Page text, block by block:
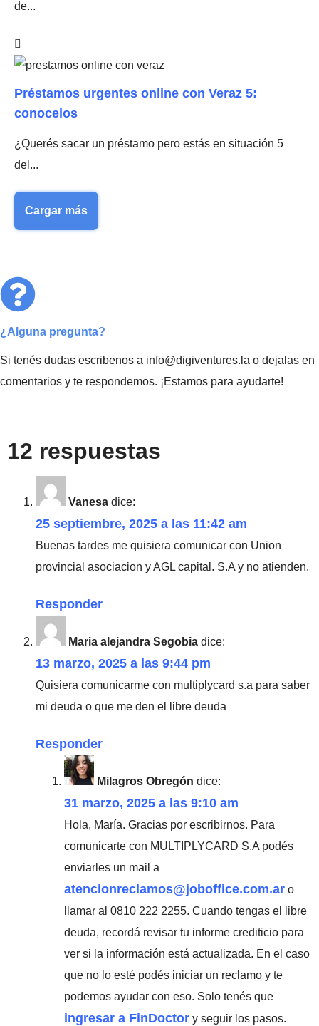
de...
Préstamos urgentes online con Veraz 5:
conocelos
¿Querés sacar un préstamo pero estás en situación 5
del...
Cargar más
¿Alguna pregunta?
Si tenés dudas escribenos a info@digiventures.la o dejalas en
comentarios y te respondemos. ¡Estamos para ayudarte!
12 respuestas
Vanesa dice:
25 septiembre, 2025 a las 11:42 am
Buenas tardes me quisiera comunicar con Union
provincial asociacion y AGL capital. S.A y no atienden.
Responder
Maria alejandra Segobia dice:
13 marzo, 2025 a las 9:44 pm
Quisiera comunicarme con multiplycard s.a para saber
mi deuda o que me den el libre deuda
Responder
Milagros Obregón dice:
31 marzo, 2025 a las 9:10 am
Hola, María. Gracias por escribirnos. Para
comunicarte con MULTIPLYCARD S.A podés
enviarles un mail a
atencionreclamos@joboffice.com.ar o
llamar al 0810 222 2255. Cuando tengas el libre
deuda, recordá revisar tu informe crediticio para
ver si la información está actualizada. En el caso
que no lo esté podés iniciar un reclamo y te
podemos ayudar con eso. Solo tenés que
ingresar a FinDoctor y seguir los pasos.